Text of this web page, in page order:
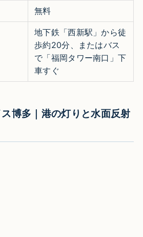
無料
地下鉄「西新駅」から徒
歩約20分、またはバス
で「福岡タワー南口」下
車すぐ
博多｜港の灯りと水面反射